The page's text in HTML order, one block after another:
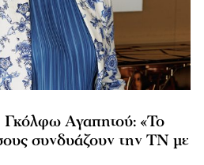
Αγαπητού: «Το
συνδυάζουν την ΤΝ με